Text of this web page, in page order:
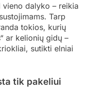
vieno dalyko – reikia
Tarp
tokios, kurių
ar kelionių gidų –
sutikti elniai
tik pakeliui